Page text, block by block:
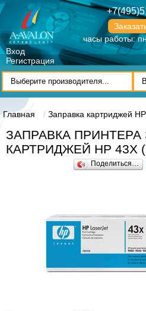
часы работы:
Вход
Регистрация
Главная Заправка картриджей HP
ЗАПРАВКА ПРИНТЕРА
КАРТРИДЖЕЙ HP 43X
Поделиться…